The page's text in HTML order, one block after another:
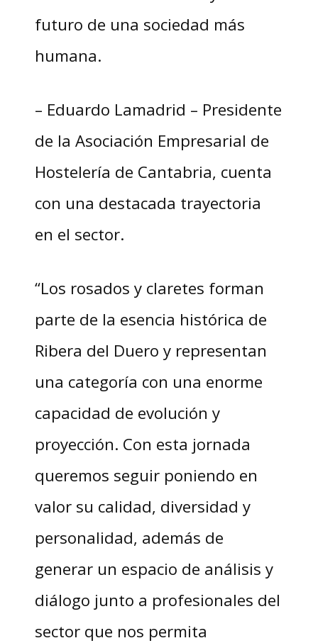
futuro de una sociedad más
humana.
– Eduardo Lamadrid – Presidente
de la Asociación Empresarial de
Hostelería de Cantabria, cuenta
con una destacada trayectoria
en el sector.
“Los rosados y claretes forman
parte de la esencia histórica de
Ribera del Duero y representan
una categoría con una enorme
capacidad de evolución y
proyección. Con esta jornada
queremos seguir poniendo en
valor su calidad, diversidad y
personalidad, además de
generar un espacio de análisis y
diálogo junto a profesionales del
sector que nos permita